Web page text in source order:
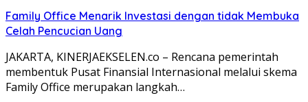
Family Office Menarik Investasi dengan tidak Membuka
Celah Pencucian Uang
JAKARTA, KINERJAEKSELEN.co – Rencana pemerintah
membentuk Pusat Finansial Internasional melalui skema
Family Office merupakan langkah…